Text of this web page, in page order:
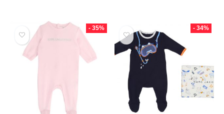
- 35% - 34%